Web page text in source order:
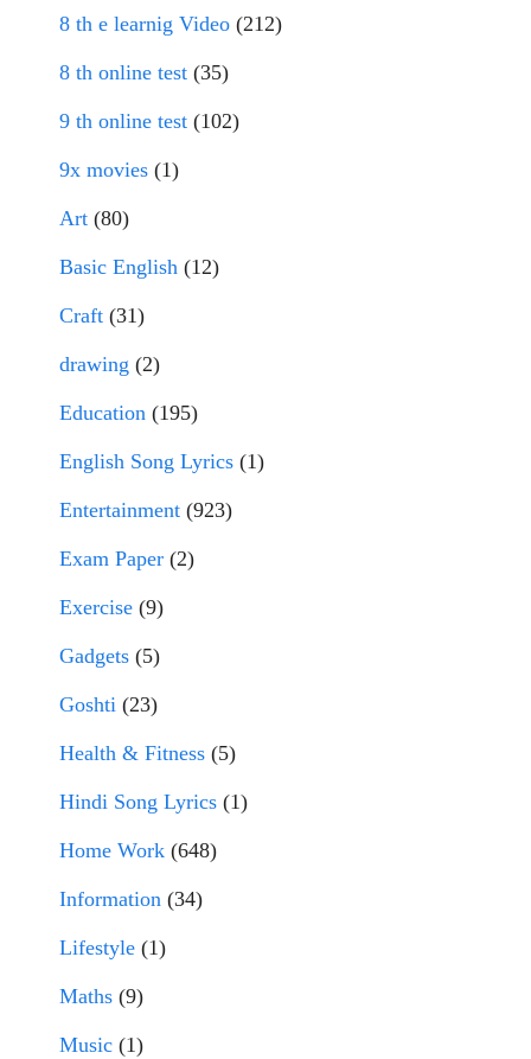
8 th e learnig Video (212)
8 th online test (35)
9 th online test (102)
9x movies (1)
Art (80)
Basic English (12)
Craft (31)
drawing (2)
Education (195)
English Song Lyrics (1)
Entertainment (923)
Exam Paper (2)
Exercise (9)
Gadgets (5)
Goshti (23)
Health & Fitness (5)
Hindi Song Lyrics (1)
Home Work (648)
Information (34)
Lifestyle (1)
Maths (9)
Music (1)